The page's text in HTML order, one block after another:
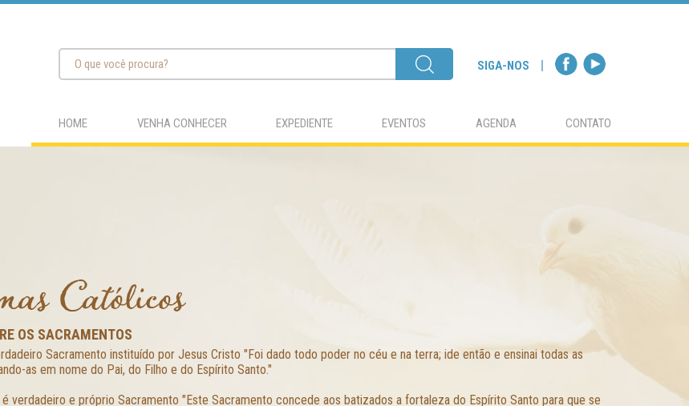
SIGA-NOS
HOME VENHA CONHECER EXPEDIENTE EVENTOS AGENDA CONTATO
Católicos
OS SACRAMENTOS
Sacramento instituído por Jesus Cristo "Foi dado todo poder no céu e na terra; ide então e ensinai todas as
as em nome do Pai, do Filho e do Espírito Santo."
verdadeiro e próprio Sacramento "Este Sacramento concede aos batizados a fortaleza do Espírito Santo para que se